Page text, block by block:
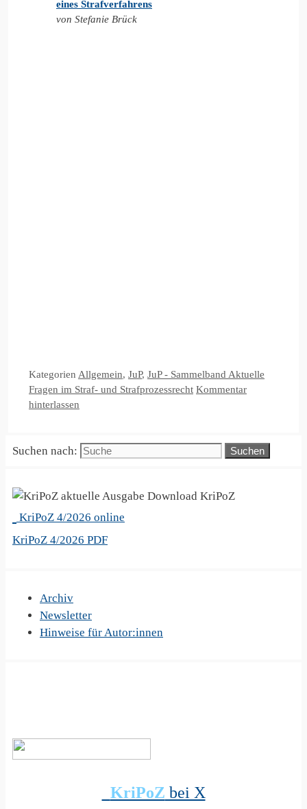
eines Strafverfahrens
von Stefanie Brück
Kategorien Allgemein, JuP, JuP - Sammelband Aktuelle
Fragen im Straf- und Strafprozessrecht Kommentar
hinterlassen
Suchen nach:
KriPoZ
KriPoZ 4/2026 online
KriPoZ 4/2026 PDF
Archiv
Newsletter
Hinweise für Autor:innen
KriPoZ bei X